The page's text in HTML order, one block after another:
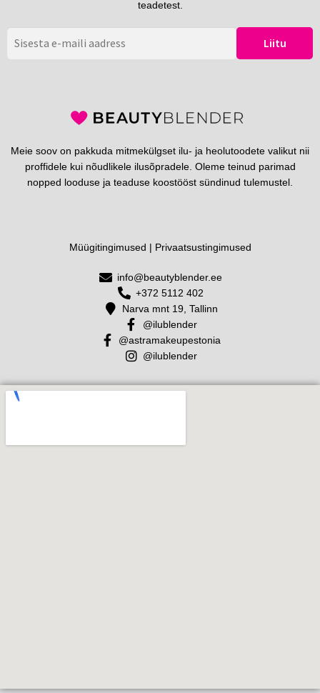
teadetest.
Meie soov on pakkuda mitmekülgset ilu- ja heolutoodete valikut nii
proffidele kui nõudlikele ilusõpradele. Oleme teinud parimad
nopped looduse ja teaduse koostööst sündinud tulemustel.
Müügitingimused | Privaatsustingimused
info@beautyblender.ee
+372 5112 402
Narva mnt 19, Tallinn
@ilublender
@astramakeupestonia
@ilublender